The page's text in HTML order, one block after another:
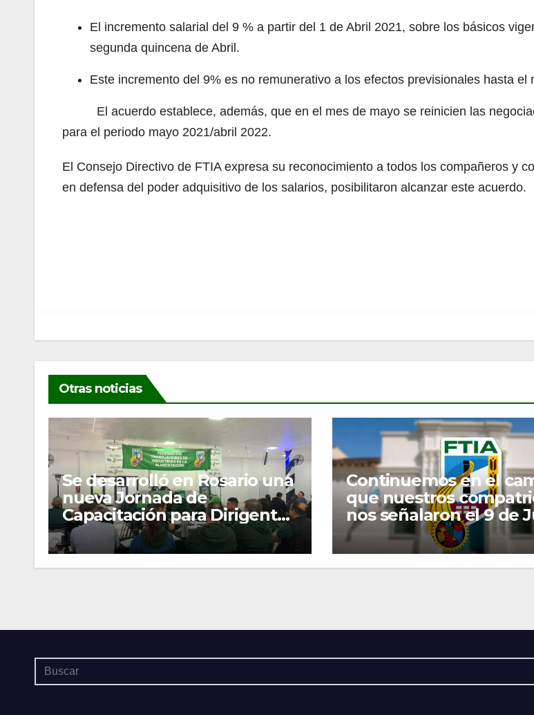
El incremento salarial del 9 % a partir del 1 de Abril 2021, sobre los básicos
segunda quincena de Abril.
Este incremento del 9% es no remunerativo a los efectos previsionales hasta el
El acuerdo establece, además, que en el mes de mayo se reinicien las
para el periodo mayo 2021/abril 2022.
El Consejo Directivo de FTIA expresa su reconocimiento a todos los compañeros y
en defensa del poder adquisitivo de los salarios, posibilitaron alcanzar este acuerdo.
Otras noticias
Se desarrolló en Rosario una
nueva Jornada de
Capacitación para Dirigentes
y Delegados Gremiales
Continuemos en el
que nuestros
nos señalaron el 9 de
de 1816